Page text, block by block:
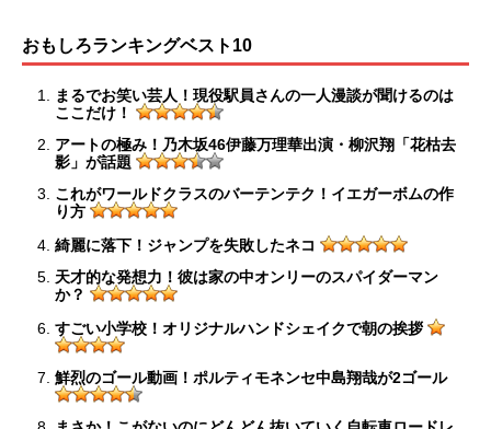
おもしろランキングベスト10
まるでお笑い芸人！現役駅員さんの一人漫談が聞けるのは
ここだけ！
アートの極み！乃木坂46伊藤万理華出演・柳沢翔「花枯去
影」が話題
これがワールドクラスのバーテンテク！イエガーボムの作
り方
綺麗に落下！ジャンプを失敗したネコ
天才的な発想力！彼は家の中オンリーのスパイダーマン
か？
すごい小学校！オリジナルハンドシェイクで朝の挨拶
鮮烈のゴール動画！ポルティモネンセ中島翔哉が2ゴール